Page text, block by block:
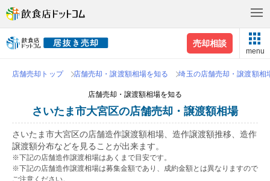
売却相談
menu
店舗売却トップ 店舗売却・譲渡額相場を知る 埼玉の店舗売却・譲渡額相
店舗売却・譲渡額相場を知る
さいたま市大宮区の店舗売却・譲渡額相場
さいたま市大宮区の店舗造作譲渡額相場、造作譲渡額推移、造作
譲渡額分布などを見ることが出来ます。
※下記の店舗造作譲渡相場はあくまで目安です。
※下記の店舗造作譲渡相場は募集金額であり、成約金額とは異なりますので
ご注意ください。